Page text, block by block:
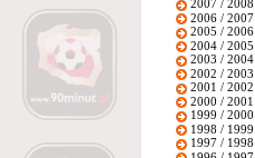
2007 / 2008
2006 / 2007
2005 / 2006
2004 / 2005
2003 / 2004
2002 / 2003
2001 / 2002
2000 / 2001
1999 / 2000
1998 / 1999
1997 / 1998